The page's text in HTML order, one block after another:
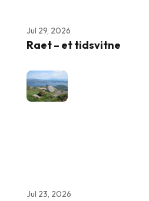
Jul 29, 2026
Raet – et tidsvitne
Jul 23, 2026